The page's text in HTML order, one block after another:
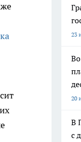
23
20
В
с